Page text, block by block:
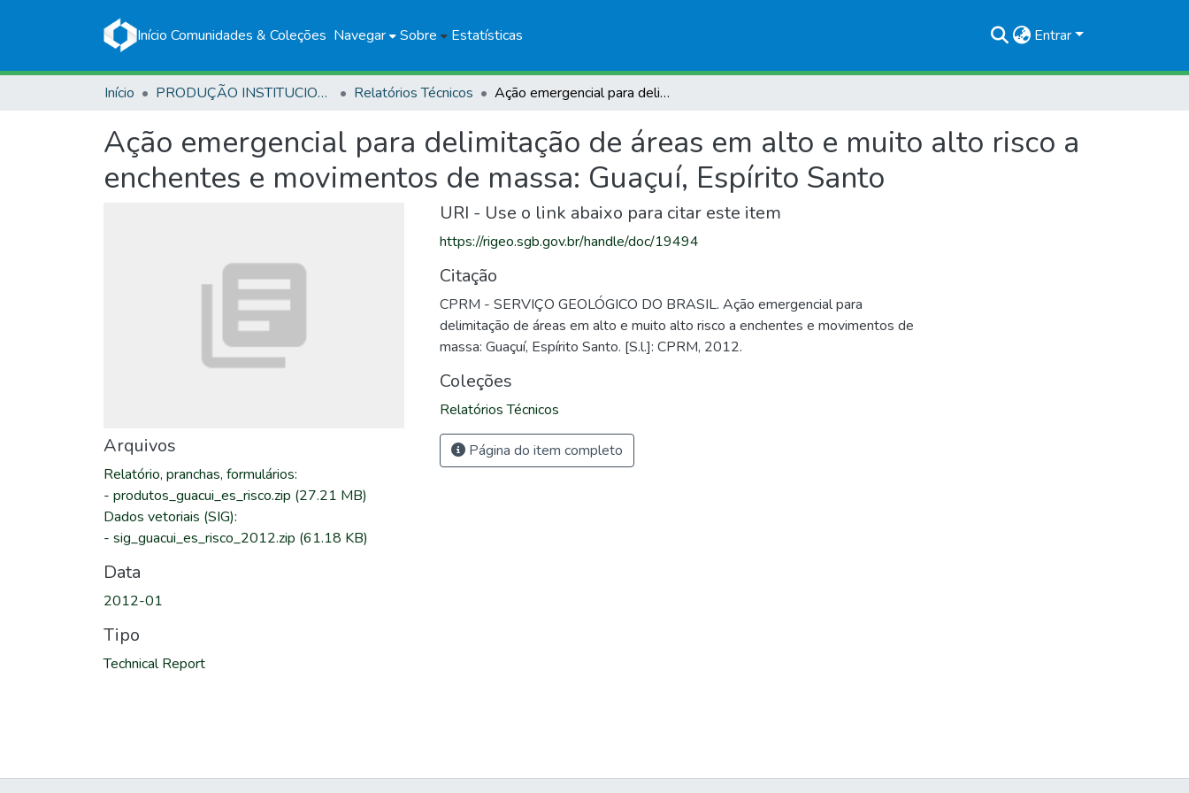
Início Comunidades & Coleções Navegar Sobre Estatísticas Entrar
Início PRODUÇÃO INSTITUCIONAL Relatórios Técnicos Ação emergencial para delimitação de áreas em alto e muito alto risco a enchentes e movimentos de massa: Guaçuí, Espírito Santo
Ação emergencial para delimitação de áreas em alto e muito alto risco a
enchentes e movimentos de massa: Guaçuí, Espírito Santo
Arquivos
Relatório, pranchas, formulários:
- produtos_guacui_es_risco.zip (27.21 MB)
Dados vetoriais (SIG):
- sig_guacui_es_risco_2012.zip (61.18 KB)
Data
2012-01
Tipo
Technical Report
URI - Use o link abaixo para citar este item
https://rigeo.sgb.gov.br/handle/doc/19494
Citação
CPRM - SERVIÇO GEOLÓGICO DO BRASIL. Ação emergencial para
delimitação de áreas em alto e muito alto risco a enchentes e movimentos de
massa: Guaçuí, Espírito Santo. [S.l.]: CPRM, 2012.
Coleções
Relatórios Técnicos
Página do item completo